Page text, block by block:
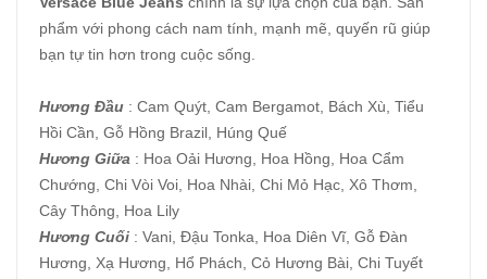
phẩm với phong cách nam tính, mạnh mẽ, quyến rũ giúp
bạn tự tin hơn trong cuộc sống.
Hương Đầu : Cam Quýt, Cam Bergamot, Bách Xù, Tiểu
Hồi Cần, Gỗ Hồng Brazil, Húng Quế
Hương Giữa : Hoa Oải Hương, Hoa Hồng, Hoa Cẩm
Chướng, Chi Vòi Voi, Hoa Nhài, Chi Mỏ Hạc, Xô Thơm,
Cây Thông, Hoa Lily
Hương Cuối : Vani, Đậu Tonka, Hoa Diên Vĩ, Gỗ Đàn
Hương, Xạ Hương, Hổ Phách, Cỏ Hương Bài, Chi Tuyết